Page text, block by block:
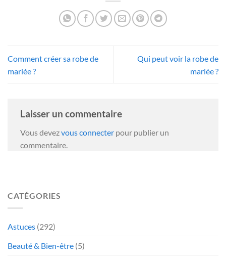
Comment créer sa robe de
mariée ?
Qui peut voir la robe de
mariée ?
Laisser un commentaire
Vous devezvous connecter pour publier un
commentaire.
CATÉGORIES
Astuces (292)
Beauté & Bien-être (5)